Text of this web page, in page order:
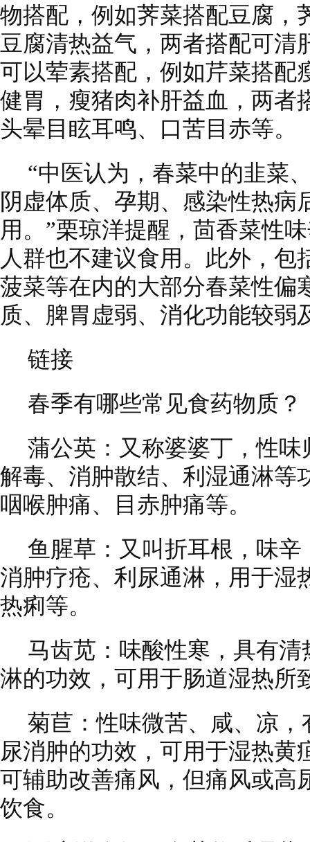
物搭配，例如荠菜搭配豆腐，
豆腐清热益气，两者搭配可清
可以荤素搭配，例如芹菜搭配
健胃，瘦猪肉补肝益血，两者
头晕目眩耳鸣、口苦目赤等。
“中医认为，春菜中的韭菜
阴虚体质、孕期、感染性热病
用。”栗琼洋提醒，茴香菜性
人群也不建议食用。此外，
菠菜等在内的大部分春菜性偏
质、脾胃虚弱、消化功能较弱
链接
春季有哪些常见食药物质？
蒲公英：又称婆婆丁，性
解毒、消肿散结、利湿通淋等
咽喉肿痛、目赤肿痛等。
鱼腥草：又叫折耳根，味
消肿疗疮、利尿通淋，用于湿
热痢等。
马齿苋：味酸性寒，具有
淋的功效，可用于肠道湿热所
菊苣：性味微苦、咸、凉
尿消肿的功效，可用于湿热黄
可辅助改善痛风，但痛风或高
饮食。